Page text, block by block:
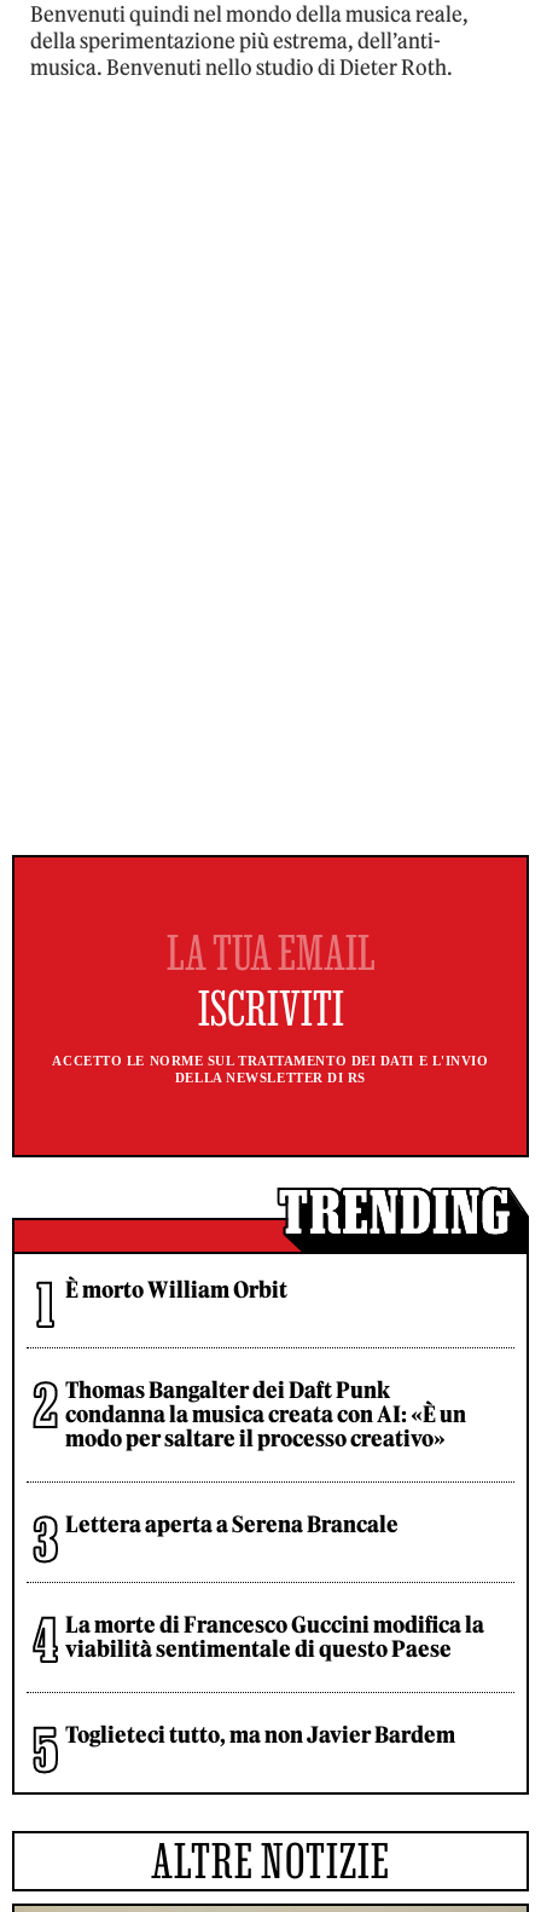
Benvenuti quindi nel mondo della musica reale,
della sperimentazione più estrema, dell’anti-
musica. Benvenuti nello studio di Dieter Roth.
ACCETTO LE NORME SUL TRATTAMENTO DEI DATI E L'INVIO
DELLA NEWSLETTER DI RS
È morto William Orbit
Thomas Bangalter dei Daft Punk
condanna la musica creata con AI: «È un
modo per saltare il processo creativo»
Lettera aperta a Serena Brancale
La morte di Francesco Guccini modifica la
viabilità sentimentale di questo Paese
Toglieteci tutto, ma non Javier Bardem
ALTRE NOTIZIE